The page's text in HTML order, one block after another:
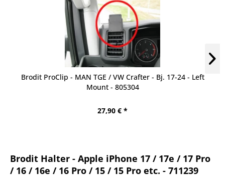
Brodit ProClip - MAN TGE / VW Crafter - Bj. 17-24 - Left
Mount - 805304
27,90 € *
Brodit Halter - Apple iPhone 17 / 17e / 17 Pro
/ 16 / 16e / 16 Pro / 15 / 15 Pro etc. - 711239